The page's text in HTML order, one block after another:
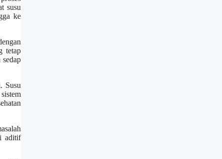
susu
ke
tetap
Susu
aditif